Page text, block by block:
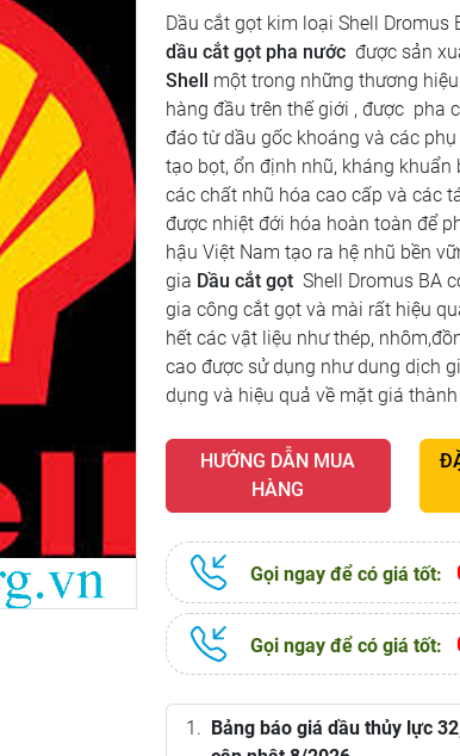
Dầu cắt gọt kim loại Shell Dromus
dầu cắt gọt pha nước được sản
Shell một trong những thương
hàng đầu trên thế giới , được pha
đáo từ dầu gốc khoáng và các
tạo bọt, ổn định nhũ, kháng khuẩn
các chất nhũ hóa cao cấp và các
được nhiệt đới hóa hoàn toàn để
hậu Việt Nam tạo ra hệ nhũ bền
gia Dầu cắt gọt Shell Dromus BA
gia công cắt gọt và mài rất hiệu
hết các vật liệu như thép,
cao được sử dụng như dung dịch
dụng và hiệu quả về mặt giá thành
HƯỚNG DẪN MUA
HÀNG
Gọi ngay để có giá tốt:
Gọi ngay để có giá tốt:
Bảng báo giá dầu thủy lực